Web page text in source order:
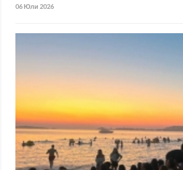
06 Юли 2026